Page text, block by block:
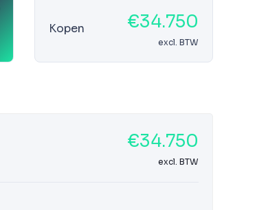
Kopen €34.750
excl. BTW
€34.750
excl. BTW